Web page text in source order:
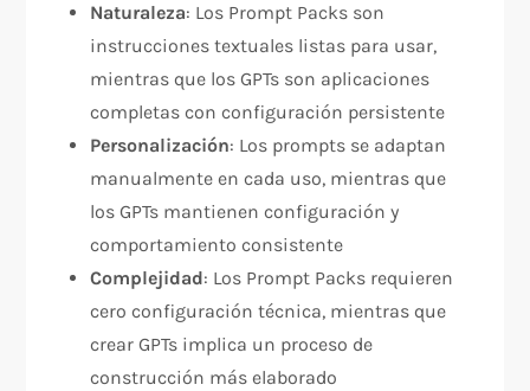
Naturaleza: Los Prompt Packs son
instrucciones textuales listas para usar,
mientras que los GPTs son aplicaciones
completas con configuración persistente​
Personalización: Los prompts se adaptan
manualmente en cada uso, mientras que
los GPTs mantienen configuración y
comportamiento consistente​
Complejidad: Los Prompt Packs requieren
cero configuración técnica, mientras que
crear GPTs implica un proceso de
construcción más elaborado​